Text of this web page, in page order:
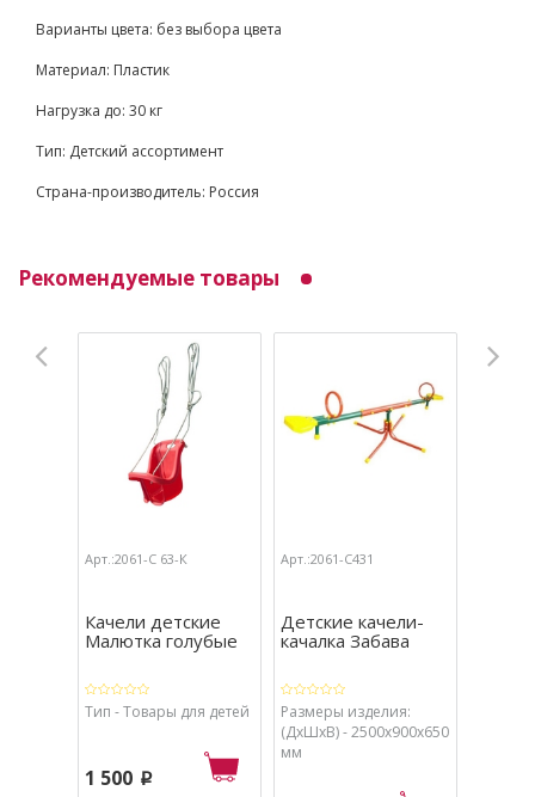
Варианты цвета: без выбора цвета
Материал: Пластик
Нагрузка до: 30 кг
Тип: Детский ассортимент
Страна-производитель: Россия
Рекомендуемые товары
Арт.:2061-С 63-К
Качели детские
Малютка голубые
Тип - Товары для детей
1 500 p
Арт.:2061-С431
Детские качели-
качалка Забава
Размеры изделия:
(ДхШхВ) - 2500х900х650
мм